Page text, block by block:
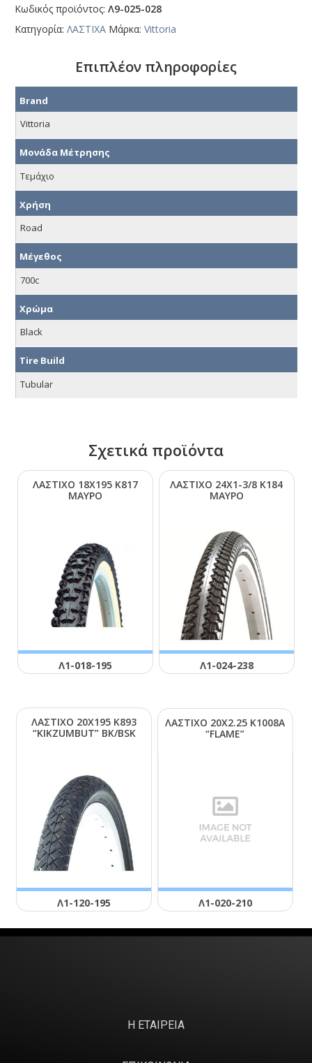
Κωδικός προϊόντος:Λ9-025-028
Κατηγορία:ΛΑΣΤΙΧΑ Μάρκα:Vittoria
Επιπλέον πληροφορίες
Brand
Vittoria
Μονάδα Μέτρησης
Τεμάχιο
Χρήση
Road
Μέγεθος
700c
Χρώμα
Black
Tire Build
Tubular
Σχετικά προϊόντα
ΛΑΣΤΙΧΟ 18Χ195 Κ817
ΜΑΥΡΟ
Λ1-018-195
ΛΑΣΤΙΧΟ 24Χ1-3/8 Κ184
ΜΑΥΡΟ
Λ1-024-238
ΛΑΣΤΙΧΟ 20Χ195 Κ893
“ΚΙΚΖUΜΒUΤ” ΒΚ/ΒSΚ
Λ1-120-195
ΛΑΣΤΙΧΟ 20Χ2.25 Κ1008Α
“FLΑΜΕ”
Λ1-020-210
Η ΕΤΑΙΡΕΙΑ